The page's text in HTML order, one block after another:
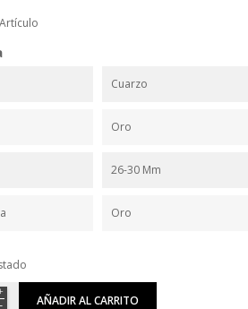
Cuarzo
Oro
26-30 Mm
Oro
AÑADIR AL CARRITO